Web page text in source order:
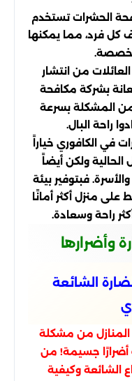
الحشرات تستخدم
كل فرد، مما يمكنها
من انتشار
بشركة مكافحة
من المشكلة بسرعة
راحة البال.
في الكافوري خياراً
ولكن أيضاً
فبتوفير بيئة
منزل أكثر أمانًا
راحة وسعادة.
وأضرارها
الشائعة
المنازل من مشكلة
أضرارًا جسيمة! من
الشائعة وكيفية